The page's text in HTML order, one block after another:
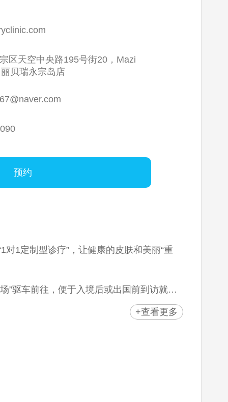
区天空中央路195号街20，Mazi
贝瑞永宗岛店
预约
1定制型诊疗”，让健康的皮肤和美丽“重
”驱车前往，便于入境后或出国前到访就
负责术后状态的护理。
国内）相同的价格,专业咨询员,额外的优
+查看更多